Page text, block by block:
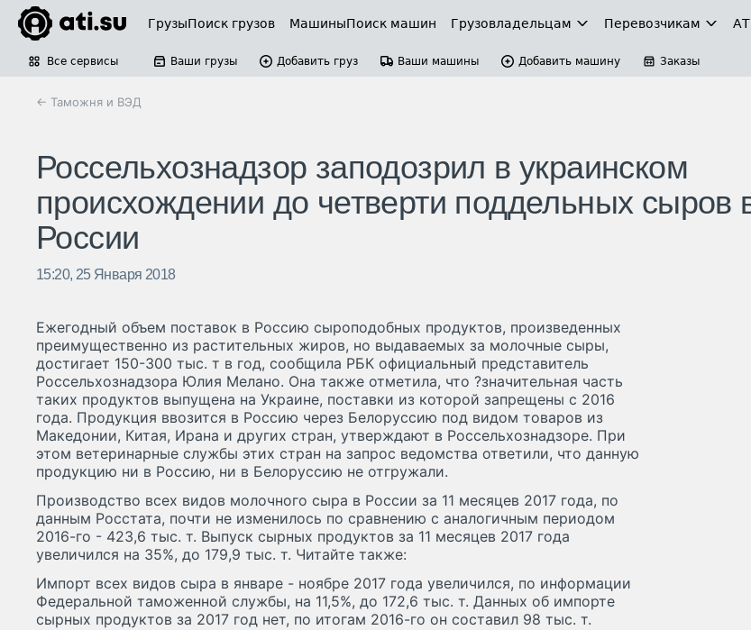
ГрузыПоиск грузов МашиныПоиск машин Грузовладельцам Перевозчикам
Все сервисы Ваши грузы Добавить груз Ваши машины Добавить машину Заказы
← Таможня и ВЭД
Россельхознадзор заподозрил в украинском
происхождении до четверти поддельных сыров
России
15:20, 25 Января 2018
Ежегодный объем поставок в Россию сыроподобных продуктов, произведенных
преимущественно из растительных жиров, но выдаваемых за молочные сыры,
достигает 150-300 тыс. т в год, сообщила РБК официальный представитель
Россельхознадзора Юлия Мелано. Она также отметила, что ?значительная часть
таких продуктов выпущена на Украине, поставки из которой запрещены с 2016
года. Продукция ввозится в Россию через Белоруссию под видом товаров из
Македонии, Китая, Ирана и других стран, утверждают в Россельхознадзоре. При
этом ветеринарные службы этих стран на запрос ведомства ответили, что данную
продукцию ни в Россию, ни в Белоруссию не отгружали.
Производство всех видов молочного сыра в России за 11 месяцев 2017 года, по
данным Росстата, почти не изменилось по сравнению с аналогичным периодом
2016-го - 423,6 тыс. т. Выпуск сырных продуктов за 11 месяцев 2017 года
увеличился на 35%, до 179,9 тыс. т. Читайте также:
Импорт всех видов сыра в январе - ноябре 2017 года увеличился, по информации
Федеральной таможенной службы, на 11,5%, до 172,6 тыс. т. Данных об импорте
сырных продуктов за 2017 год нет, по итогам 2016-го он составил 98 тыс. т.